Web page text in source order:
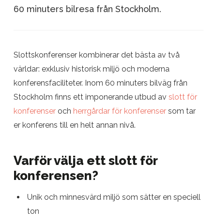
60 minuters bilresa från Stockholm.
Slottskonferenser kombinerar det bästa av två
världar: exklusiv historisk miljö och moderna
konferensfaciliteter. Inom 60 minuters bilväg från
Stockholm finns ett imponerande utbud av slott för
konferenser och herrgårdar för konferenser som tar
er konferens till en helt annan nivå.
Varför välja ett slott för
konferensen?
Unik och minnesvärd miljö som sätter en speciell
ton